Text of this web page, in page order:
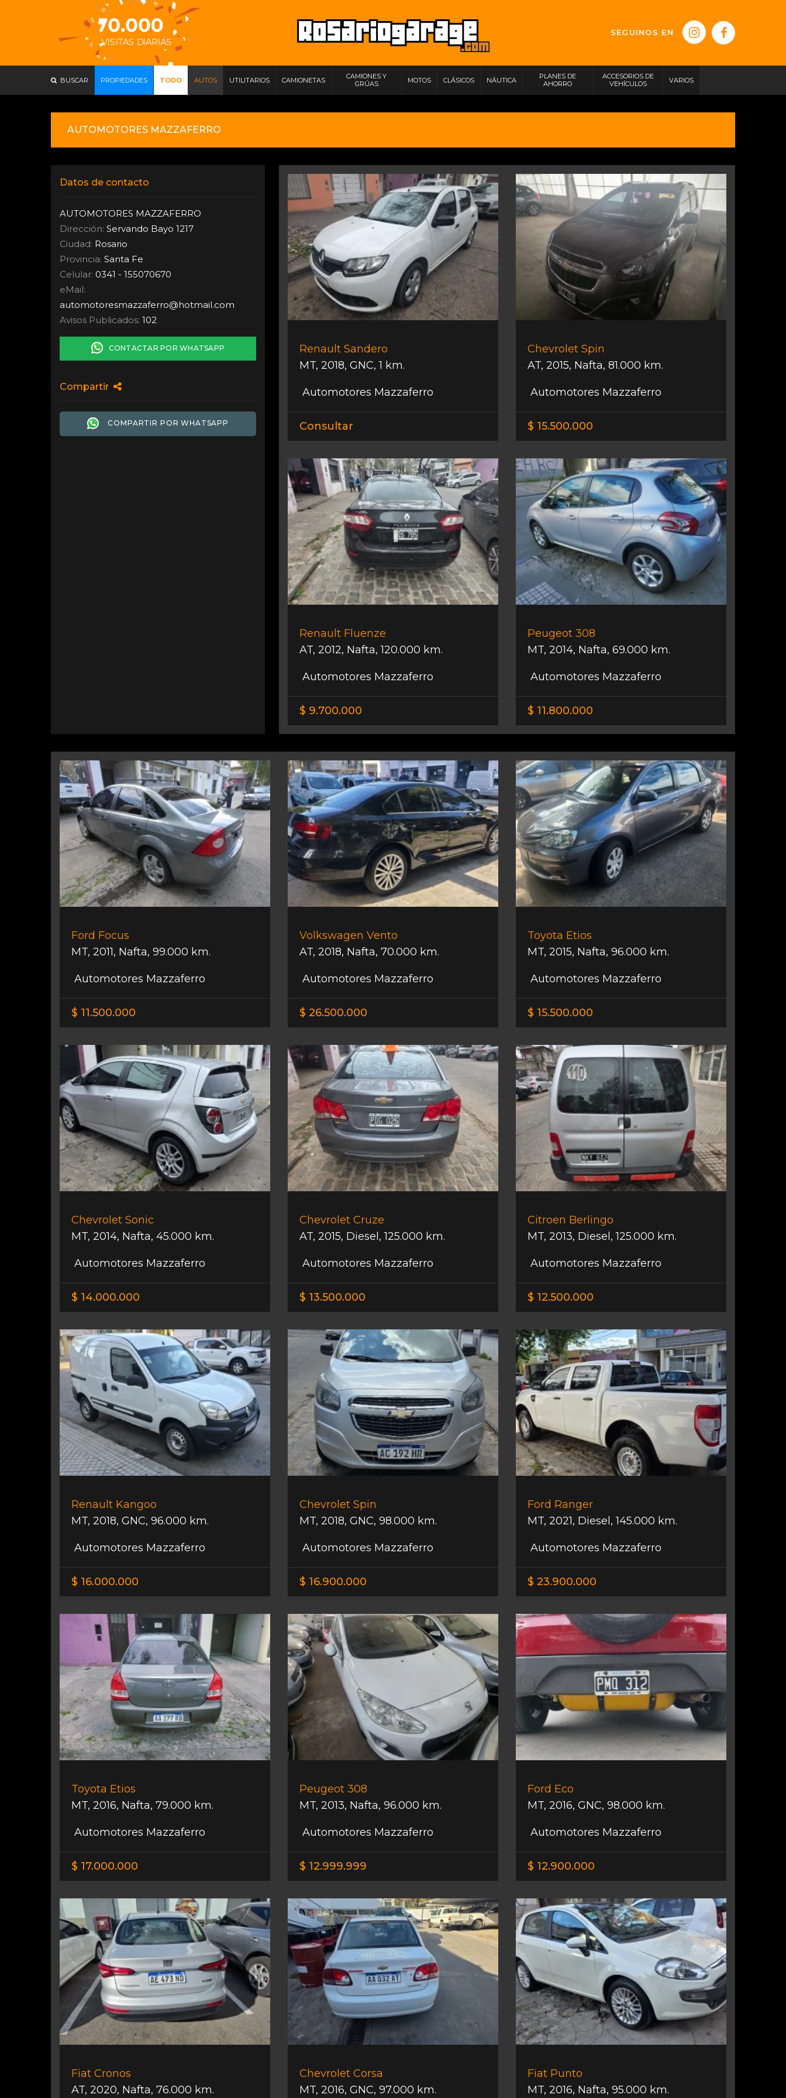
SEGUINOS EN
BUSCAR PROPIEDADES TODO AUTOS UTILITARIOS CAMIONETAS
CAMIONES Y
GRÚAS
MOTOS CLÁSICOS NÁUTICA
PLANES DE
AHORRO
ACCESORIOS DE
VEHÍCULOS
VARIOS
AUTOMOTORES MAZZAFERRO
Datos de contacto
AUTOMOTORES MAZZAFERRO
Dirección: Servando Bayo 1217
Ciudad: Rosario
Provincia: Santa Fe
Celular: 0341 - 155070670
eMail:
automotoresmazzaferro@hotmail.com
Avisos Publicados: 102
CONTACTAR POR WHATSAPP
Compartir
COMPARTIR POR WHATSAPP
Renault Sandero
MT, 2018, GNC,1 km.
Automotores Mazzaferro
Consultar
Chevrolet Spin
AT, 2015, Nafta, 81.000 km.
Automotores Mazzaferro
$ 15.500.000
Renault Fluenze
AT, 2012, Nafta,120.000 km.
Automotores Mazzaferro
$ 9.700.000
Peugeot 308
MT, 2014, Nafta, 69.000 km.
Automotores Mazzaferro
$ 11.800.000
Ford Focus
MT, 2011, Nafta, 99.000 km.
Automotores Mazzaferro
$ 11.500.000
Volkswagen Vento
AT, 2018, Nafta, 70.000 km.
Automotores Mazzaferro
$ 26.500.000
Toyota Etios
MT, 2015, Nafta, 96.000 km.
Automotores Mazzaferro
$ 15.500.000
Chevrolet Sonic
MT, 2014, Nafta, 45.000 km.
Automotores Mazzaferro
$ 14.000.000
Chevrolet Cruze
AT, 2015, Diesel ,125.000 km.
Automotores Mazzaferro
$ 13.500.000
Citroen Berlingo
MT, 2013, Diesel ,125.000 km.
Automotores Mazzaferro
$ 12.500.000
Renault Kangoo
MT, 2018, GNC, 96.000 km.
Automotores Mazzaferro
$ 16.000.000
Chevrolet Spin
MT, 2018, GNC, 98.000 km.
Automotores Mazzaferro
$ 16.900.000
Ford Ranger
MT, 2021, Diesel ,145.000 km.
Automotores Mazzaferro
$ 23.900.000
Toyota Etios
MT, 2016, Nafta, 79.000 km.
Automotores Mazzaferro
$ 17.000.000
Peugeot 308
MT, 2013, Nafta, 96.000 km.
Automotores Mazzaferro
$ 12.999.999
Ford Eco
MT, 2016, GNC, 98.000 km.
Automotores Mazzaferro
$ 12.900.000
Fiat Cronos
AT, 2020, Nafta, 76.000 km.
Chevrolet Corsa
MT, 2016, GNC, 97.000 km.
Fiat Punto
MT, 2016, Nafta, 95.000 km.